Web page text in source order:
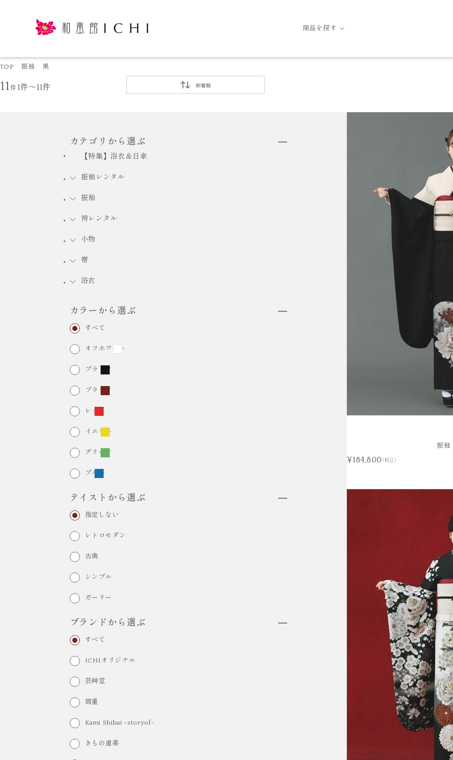
商品を探す
HAKAMA RENTAL
TOP 振袖 黒
11件1件～11件 新着順
カテゴリから選ぶ
【特集】浴衣＆日傘
振袖レンタル
振袖
袴レンタル
小物
帯
浴衣
カラーから選ぶ
すべて
オフホワイト
ブラック
ブラウン
レッド
イエロー
グリーン
ブルー
テイストから選ぶ
指定しない
レトロモダン
古典
シンプル
ガーリー
ブランドから選ぶ
すべて
ICHIオリジナル
芸艸堂
岡重
Kami Shibai -storyof-
きもの道楽
振袖
¥184,800 (税込)